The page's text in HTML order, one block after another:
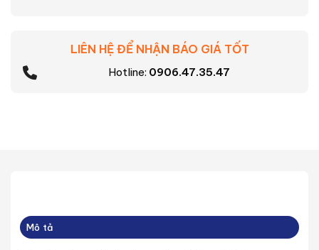
LIÊN HỆ ĐỂ NHẬN BÁO GIÁ TỐT
Hotline: 0906.47.35.47
Mô tả